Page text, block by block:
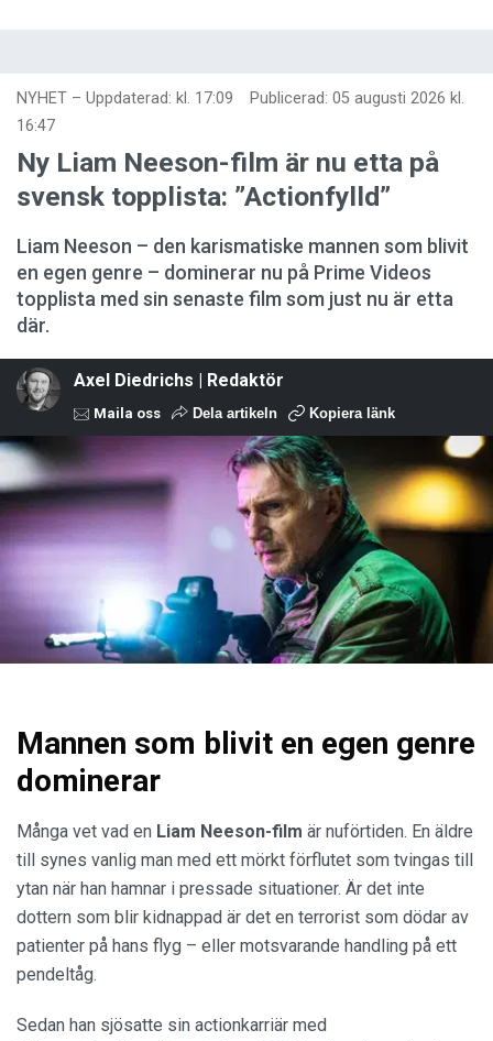
NYHET – Uppdaterad: kl. 17:09 Publicerad: 05 augusti 2026 kl.
16:47
Ny Liam Neeson-film är nu etta på
svensk topplista: ”Actionfylld”
Liam Neeson – den karismatiske mannen som blivit
en egen genre – dominerar nu på Prime Videos
topplista med sin senaste film som just nu är etta
där.
Axel Diedrichs | Redaktör
Maila oss Dela artikeln Kopiera länk
Mannen som blivit en egen genre
dominerar
Många vet vad en Liam Neeson-film är nuförtiden. En äldre
till synes vanlig man med ett mörkt förflutet som tvingas till
ytan när han hamnar i pressade situationer. Är det inte
dottern som blir kidnappad är det en terrorist som dödar av
patienter på hans flyg – eller motsvarande handling på ett
pendeltåg.
Sedan han sjösatte sin actionkarriär med